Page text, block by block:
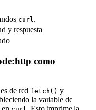
curl.
y respuesta
como
de red fetch() y
la variable de
en curl . Esto imprime la